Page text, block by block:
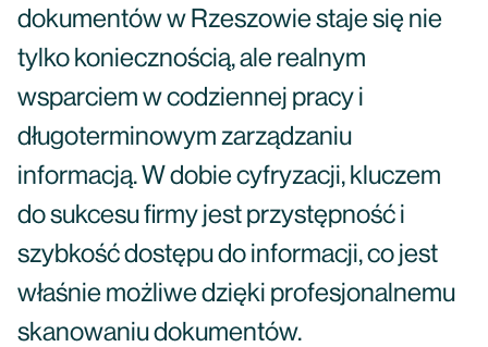
dokumentów w Rzeszowie staje się nie
tylko koniecznością, ale realnym
wsparciem w codziennej pracy i
długoterminowym zarządzaniu
informacją. W dobie cyfryzacji, kluczem
do sukcesu firmy jest przystępność i
szybkość dostępu do informacji, co jest
właśnie możliwe dzięki profesjonalnemu
skanowaniu dokumentów.